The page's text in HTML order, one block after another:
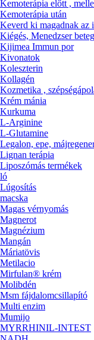
Kemoterápia előtt ,
Kemoterápia után
Keverd ki magadnak az
Kiégés, Menedzser
Kijimea Immun por
Kivonatok
Koleszterin
Kollagén
Kozmetika ,
Krém mánia
Kurkuma
L-Arginine
L-Glutamine
Legalon, epe,
Lignan terápia
Liposzómás termékek
ló
Lúgosítás
macska
Magas vérnyomás
Magnerot
Magnézium
Mangán
Máriatövis
Metilacio
Mirfulan® krém
Molibdén
Msm fájdalomcsillapító
Multi enzim
Mumijo
MYRRHINIL-INTEST